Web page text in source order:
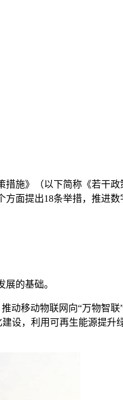
施》（以下简称《若干
面提出18条举措，推进
的基础。
动移动物联网向“万物智
设，利用可再生能源提升